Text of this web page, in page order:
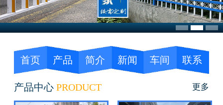
首页 产品 简介 新闻 车间 联系
产品中心 PRODUCT 更多